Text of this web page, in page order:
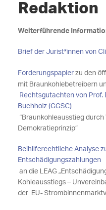
Redaktion
Weiterführende
Brief der Jurist*innen von
Forderungspapierzu den
mit Braunkohlebetreibern
Rechtsgutachten von Prof.
Buchholz (GGSC)
“Braunkohleausstieg
Demokratieprinzip”
Beihilferechtliche Analyse
Entschädigungszahlungen
an die LEAG
Kohleausstiegs –
der EU-